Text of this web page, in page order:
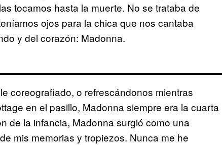
tocamos hasta la muerte. No se trataba de
ojos para la chica que nos cantaba
y del corazón: Madonna.
coreografiado, o refrescándonos mientras
en el pasillo, Madonna siempre era la cuarta
de la infancia, Madonna surgió como una
mis memorias y tropiezos. Nunca me he